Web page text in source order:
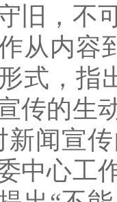
旧，不
从内容
式，指
传的生
新闻宣
中心工